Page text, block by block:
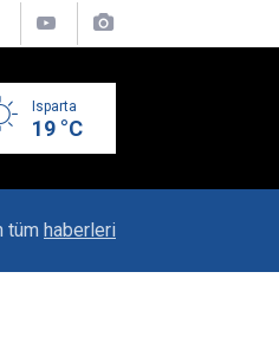
Isparta
19 °C
Kenarında Olanlara Bile Bu
tüm haberleri